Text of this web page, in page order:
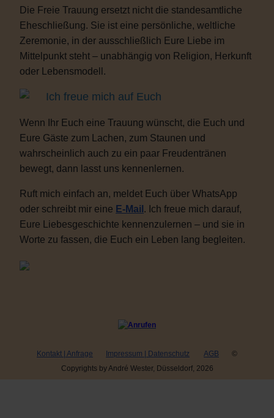
Die Freie Trauung ersetzt nicht die standesamtliche
Eheschließung. Sie ist eine persönliche, weltliche
Zeremonie, in der ausschließlich Eure Liebe im
Mittelpunkt steht – unabhängig von Religion, Herkunft
oder Lebensmodell.
Ich freue mich auf Euch
Wenn Ihr Euch eine Trauung wünscht, die Euch und
Eure Gäste zum Lachen, zum Staunen und
wahrscheinlich auch zu ein paar Freudentränen
bewegt, dann lasst uns kennenlernen.
Ruft mich einfach an, meldet Euch über WhatsApp
oder schreibt mir eine E-Mail . Ich freue mich darauf,
Eure Liebesgeschichte kennenzulernen – und sie in
Worte zu fassen, die Euch ein Leben lang begleiten.
Kontakt | Anfrage Impressum | Datenschutz AGB
©
Copyrights by André Wester, Düsseldorf, 2026